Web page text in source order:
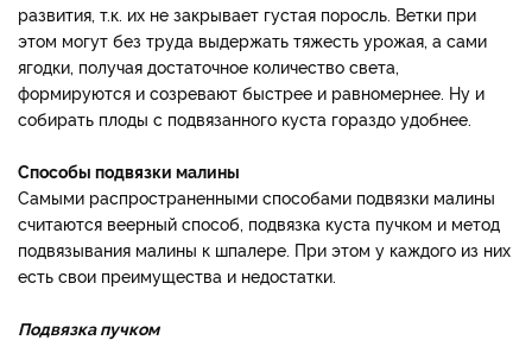
развития, т.к. их не закрывает густая поросль. Ветки при
этом могут без труда выдержать тяжесть урожая, а сами
ягодки, получая достаточное количество света,
формируются и созревают быстрее и равномернее. Ну и
собирать плоды с подвязанного куста гораздо удобнее.
Способы подвязки малины
Самыми распространенными способами подвязки малины
считаются веерный способ, подвязка куста пучком и метод
подвязывания малины к шпалере. При этом у каждого из них
есть свои преимущества и недостатки.
Подвязка пучком